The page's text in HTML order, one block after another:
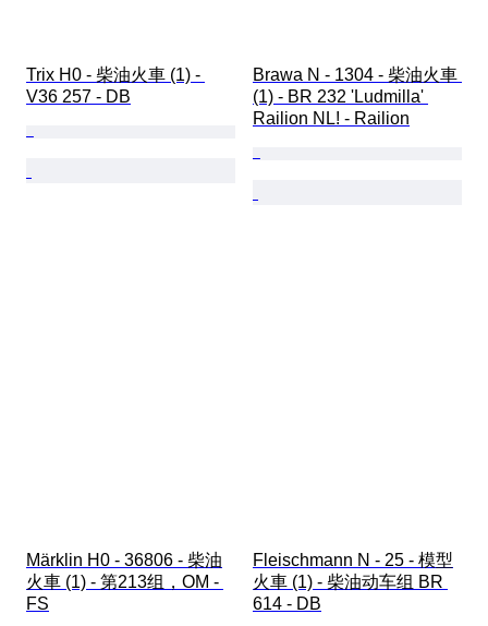
Trix H0 - 柴油火車 (1) -
V36 257 - DB
Brawa N - 1304 - 柴油火車
(1) - BR 232 'Ludmilla'
Railion NL! - Railion
Märklin H0 - 36806 - 柴油
火車 (1) - 第213组，OM -
FS
Fleischmann N - 25 - 模型
火車 (1) - 柴油动车组 BR
614 - DB